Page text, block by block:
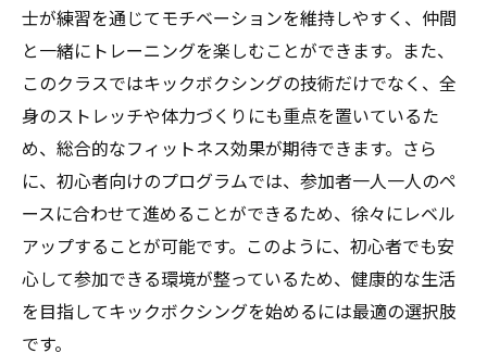
健康的な生活習慣を築くキックボクシング
の取り入れ方
宮町でのキックボクシング体験の始め方
キックボクシングを続けるためのモチベー
ション維持法
健康促進のためのキックボクシングと食事
療法の組み合わせ
宮町での日常にキックボクシングを組み込
む方法
士が練習を通じてモチベーションを維持しやすく、仲間
と一緒にトレーニングを楽しむことができます。また、
このクラスではキックボクシングの技術だけでなく、全
身のストレッチや体力づくりにも重点を置いているた
め、総合的なフィットネス効果が期待できます。さら
に、初心者向けのプログラムでは、参加者一人一人のペ
ースに合わせて進めることができるため、徐々にレベル
アップすることが可能です。このように、初心者でも安
心して参加できる環境が整っているため、健康的な生活
を目指してキックボクシングを始めるには最適の選択肢
です。